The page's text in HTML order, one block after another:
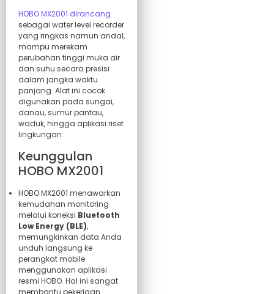
HOBO MX2001 dirancang
sebagai water level recorder
yang ringkas namun andal,
mampu merekam
perubahan tinggi muka air
dan suhu secara presisi
dalam jangka waktu
panjang. Alat ini cocok
digunakan pada sungai,
danau, sumur pantau,
waduk, hingga aplikasi riset
lingkungan.
Keunggulan
HOBO MX2001
HOBO MX2001 menawarkan
kemudahan monitoring
melalui koneksi Bluetooth
Low Energy (BLE),
memungkinkan data Anda
unduh langsung ke
perangkat mobile
menggunakan aplikasi
resmi HOBO. Hal ini sangat